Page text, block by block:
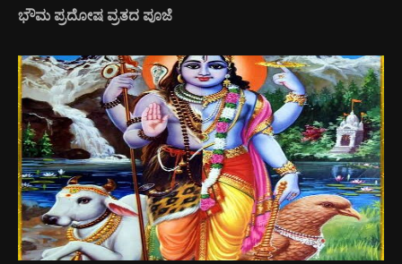
ಭೌಮ ಪ್ರದೋಷ ವ್ರತದ ಪೂಜೆ